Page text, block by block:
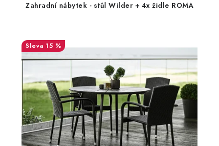
Zahradní nábytek - stůl Wilder + 4x židle ROMA
15 %